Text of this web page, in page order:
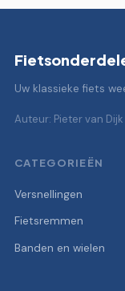
Uw klassieke fiets
Auteur: Pieter van Dijk
CATEGORIEËN
Versnellingen
Fietsremmen
Banden en wielen